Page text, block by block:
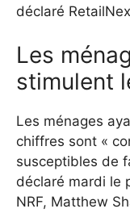
déclaré
Les
stimulent
Les ménages
chiffres sont «
susceptibles de
déclaré mardi le
NRF, Matthew